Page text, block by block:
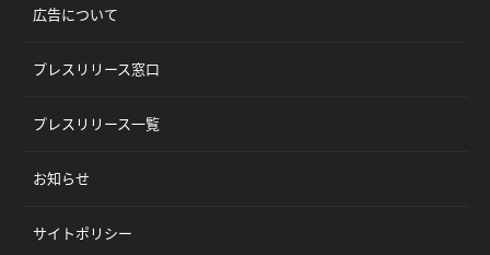
広告について
プレスリリース窓口
プレスリリース一覧
お知らせ
サイトポリシー